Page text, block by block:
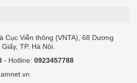
Cục Viễn thông (VNTA), 68 Dương
TP. Hà Nội.
- Hotline: 0923457788